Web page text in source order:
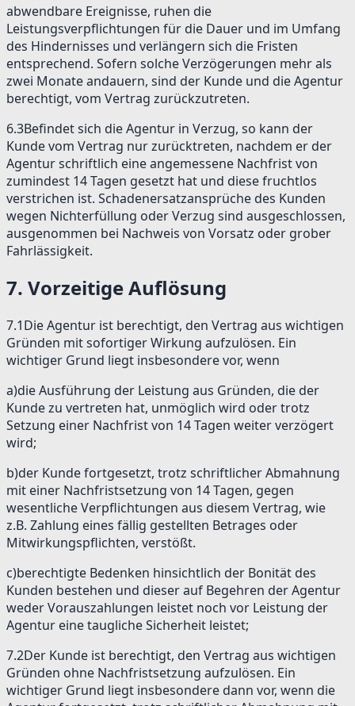
abwendbare Ereignisse, ruhen die
Leistungsverpflichtungen für die Dauer und im Umfang
des Hindernisses und verlängern sich die Fristen
entsprechend. Sofern solche Verzögerungen mehr als
zwei Monate andauern, sind der Kunde und die Agentur
berechtigt, vom Vertrag zurückzutreten.
6.3Befindet sich die Agentur in Verzug, so kann der
Kunde vom Vertrag nur zurücktreten, nachdem er der
Agentur schriftlich eine angemessene Nachfrist von
zumindest 14 Tagen gesetzt hat und diese fruchtlos
verstrichen ist. Schadenersatzansprüche des Kunden
wegen Nichterfüllung oder Verzug sind ausgeschlossen,
ausgenommen bei Nachweis von Vorsatz oder grober
Fahrlässigkeit.
7. Vorzeitige Auflösung
7.1Die Agentur ist berechtigt, den Vertrag aus wichtigen
Gründen mit sofortiger Wirkung aufzulösen. Ein
wichtiger Grund liegt insbesondere vor, wenn
a)die Ausführung der Leistung aus Gründen, die der
Kunde zu vertreten hat, unmöglich wird oder trotz
Setzung einer Nachfrist von 14 Tagen weiter verzögert
wird;
b)der Kunde fortgesetzt, trotz schriftlicher Abmahnung
mit einer Nachfristsetzung von 14 Tagen, gegen
wesentliche Verpflichtungen aus diesem Vertrag, wie
z.B. Zahlung eines fällig gestellten Betrages oder
Mitwirkungspflichten, verstößt.
c)berechtigte Bedenken hinsichtlich der Bonität des
Kunden bestehen und dieser auf Begehren der Agentur
weder Vorauszahlungen leistet noch vor Leistung der
Agentur eine taugliche Sicherheit leistet;
7.2Der Kunde ist berechtigt, den Vertrag aus wichtigen
Gründen ohne Nachfristsetzung aufzulösen. Ein
wichtiger Grund liegt insbesondere dann vor, wenn die